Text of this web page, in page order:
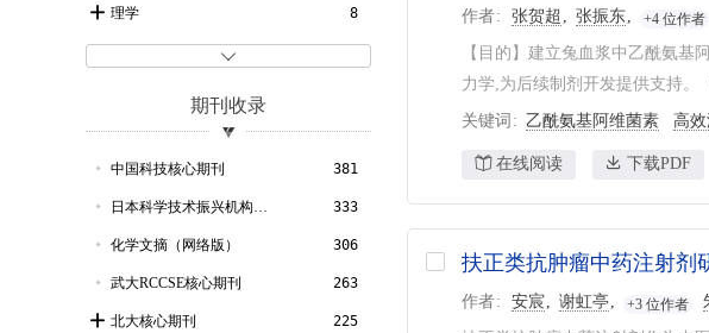
2014 32
2013 29
2010 36
2009 30
2008 33
2007 31
2006 26

理学 8
政治法律 2
矿业工程 1
金属学及工艺 1
文化科学 1
生物学 1
期刊收录
中国科技核心期刊 381
日本科学技术振兴机构数据库 333
化学文摘（网络版） 306
武大RCCSE核心期刊 263
北大核心期刊 225
作者 张贺超 张振东 +4 位作者
【目的】建立兔血浆中乙酰氨基
力学,为后续制剂开发提供支持。
关键词 乙酰氨基阿维菌素 高
在线阅读 下载PDF
扶正类抗肿瘤中药注射剂
作者 安宸 谢虹亭 +3 位作者